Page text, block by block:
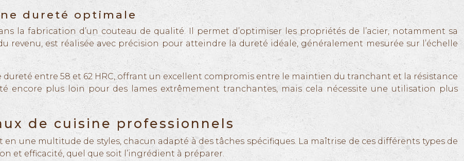
dureté optimale
la fabrication d’un couteau de qualité. Il permet d’optimiser les propriétés de l’acier, notamment sa
revenu, est réalisée avec précision pour atteindre la dureté idéale, généralement mesurée sur l’échelle
dureté entre 58 et 62 HRC, offrant un excellent compromis entre le maintien du tranchant et la résistance
encore plus loin pour des lames extrêmement tranchantes, mais cela nécessite une utilisation plus
de cuisine professionnels
une multitude de styles, chacun adapté à des tâches spécifiques. La maîtrise de ces différents types de
et efficacité, quel que soit l’ingrédient à préparer.